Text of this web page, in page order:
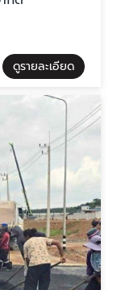
ดูรายละเอียด